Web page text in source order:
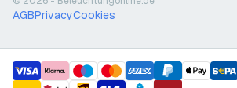
AGBPrivacyCookies
payment methods